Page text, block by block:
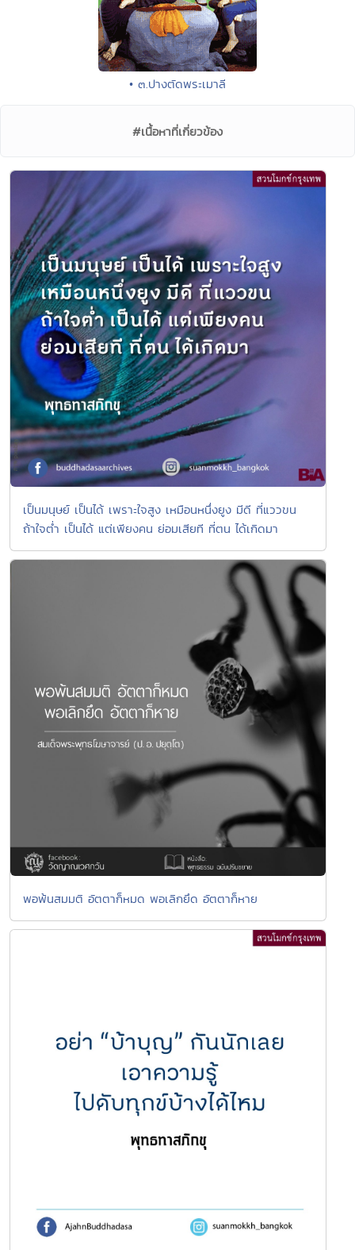
• ๓.ปางตัดพระเมาลี
#เนื้อหาที่เกี่ยวข้อง
เป็นมนุษย์ เป็นได้ เพราะใจสูง เหมือนหนึ่งยูง มีดี ที่แววขน
ถ้าใจต่ำ เป็นได้ แต่เพียงคน ย่อมเสียที ที่ตน ได้เกิดมา
พอพ้นสมมติ อัตตาก็หมด พอเลิกยึด อัตตาก็หาย